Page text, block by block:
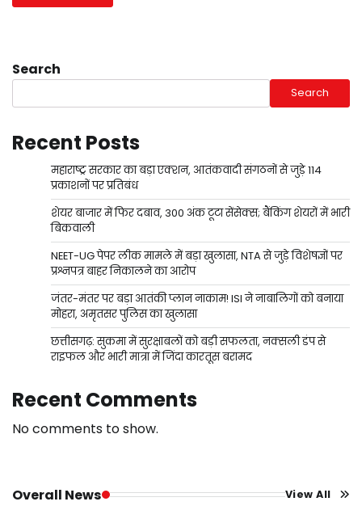
Search
Search
Recent Posts
महाराष्ट्र सरकार का बड़ा एक्शन, आतंकवादी संगठनों से जुड़े 114
प्रकाशनों पर प्रतिबंध
शेयर बाजार में फिर दबाव, 300 अंक टूटा सेंसेक्स; बैंकिंग शेयरों में भारी
बिकवाली
NEET-UG पेपर लीक मामले में बड़ा खुलासा, NTA से जुड़े विशेषज्ञों पर
प्रश्नपत्र बाहर निकालने का आरोप
जंतर-मंतर पर बड़ा आतंकी प्लान नाकाम! ISI ने नाबालिगों को बनाया
मोहरा, अमृतसर पुलिस का खुलासा
छत्तीसगढ़: सुकमा में सुरक्षाबलों को बड़ी सफलता, नक्सली डंप से
राइफल और भारी मात्रा में जिंदा कारतूस बरामद
Recent Comments
No comments to show.
Overall News View All